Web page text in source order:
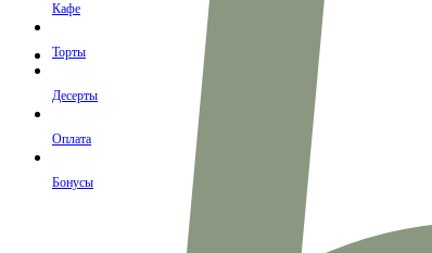
Кафе
Торты
Десерты
Оплата
Бонусы